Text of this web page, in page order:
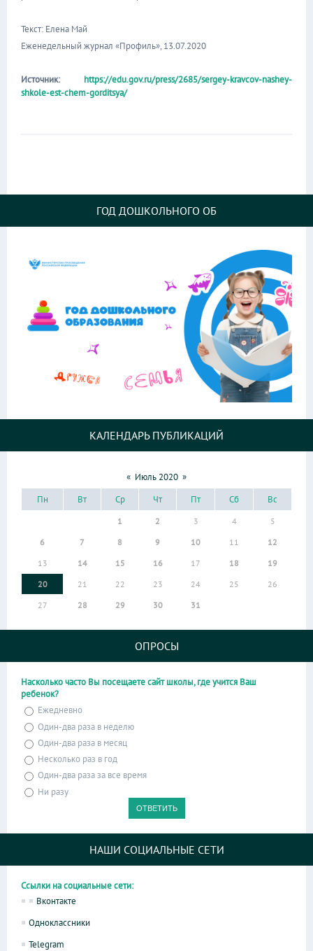
Текст: Елена Май
Еженедельный журнал «Профиль», 13.07.2020
Источник: https://edu.gov.ru/press/2685/sergey-kravcov-nashey-
shkole-est-chem-gorditsya/
ГОД ДОШКОЛЬНОГО ОБ
КАЛЕНДАРЬ ПУБЛИКАЦИЙ
« Июль 2020 »
Пн
Вт Ср Чт Пт Сб Вс
1 2 3 4
5
6
7 8 9 10 11
12
13
14 15 16 17 18
19
20
21 22 23 24 25
26
27
28 29 30 31
ОПРОСЫ
Насколько часто Вы посещаете сайт школы, где учится Ваш
ребенок?
Ежедневно
Один-два раза в неделю
Один-два раза в месяц
Несколько раз в год
Один-два раза за все время
Ни разу
НАШИ СОЦИАЛЬНЫЕ СЕТИ
Ссылки на социальные сети:
Вконтакте
Одноклассники
Telegram